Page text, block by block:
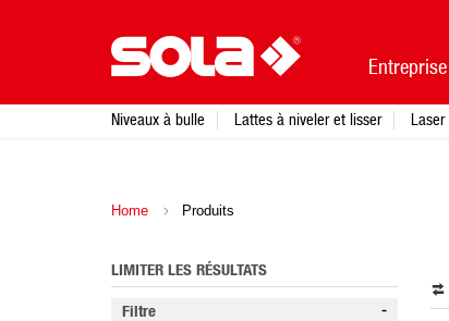
Home Produits
LIMITER LES RÉSULTATS
Filtre
Entreprise
Niveaux à bulle Lattes à niveler et lisser Laser